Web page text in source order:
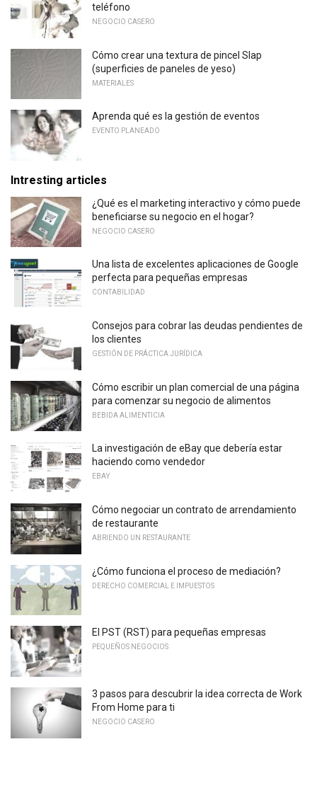
teléfono
NEGOCIO CASERO
Cómo crear una textura de pincel Slap
(superficies de paneles de yeso)
MATERIALES
Aprenda qué es la gestión de eventos
EVENTO PLANEADO
Intresting articles
¿Qué es el marketing interactivo y cómo puede
beneficiarse su negocio en el hogar?
NEGOCIO CASERO
Una lista de excelentes aplicaciones de Google
perfecta para pequeñas empresas
CONTABILIDAD
Consejos para cobrar las deudas pendientes de
los clientes
GESTIÓN DE PRÁCTICA JURÍDICA
Cómo escribir un plan comercial de una página
para comenzar su negocio de alimentos
BEBIDA ALIMENTICIA
La investigación de eBay que debería estar
haciendo como vendedor
EBAY
Cómo negociar un contrato de arrendamiento
de restaurante
ABRIENDO UN RESTAURANTE
¿Cómo funciona el proceso de mediación?
DERECHO COMERCIAL E IMPUESTOS
El PST (RST) para pequeñas empresas
PEQUEÑOS NEGOCIOS
3 pasos para descubrir la idea correcta de Work
From Home para ti
NEGOCIO CASERO